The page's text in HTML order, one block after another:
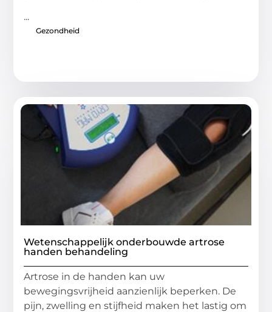
...
Gezondheid
Wetenschappelijk onderbouwde artrose
handen behandeling
Artrose in de handen kan uw
bewegingsvrijheid aanzienlijk beperken. De
pijn, zwelling en stijfheid maken het lastig om